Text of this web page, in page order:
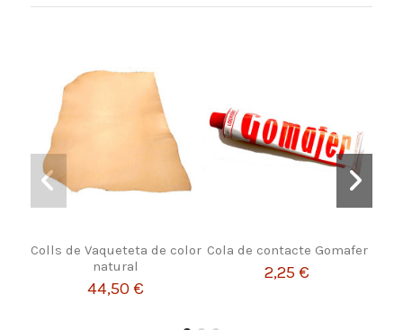
Colls de Vaqueteta de color
natural
44,50 €
Cola de contacte Gomafer
2,25 €